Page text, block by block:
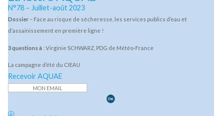
par Maximilien Pellegrini